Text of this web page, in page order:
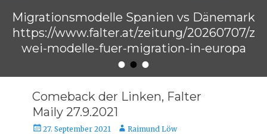
•••
Migrationsmodelle Spanien vs Dänemark
https://www.falter.at/zeitung/20260707/z
wei-modelle-fuer-migration-in-europa
Raimund Löw
Comeback der Linken, Falter
Maily 27.9.2021
Veröffentlicht
27. September 2021 AutorRaimund Löw